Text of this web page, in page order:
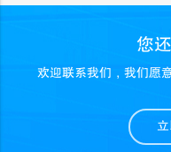
您
欢迎联系我们，我们愿